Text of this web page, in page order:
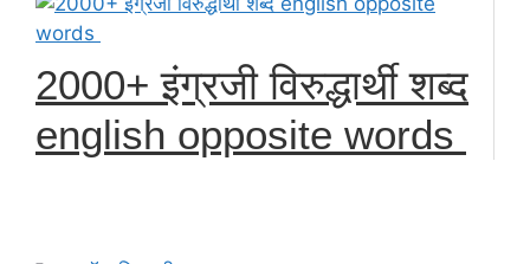
2000+ इंग्रजी विरुद्धार्थी शब्द
english opposite words